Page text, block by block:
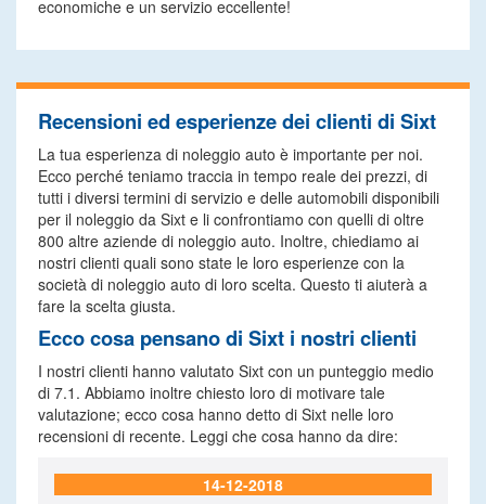
economiche e un servizio eccellente!
Recensioni ed esperienze dei clienti di Sixt
La tua esperienza di noleggio auto è importante per noi.
Ecco perché teniamo traccia in tempo reale dei prezzi, di
tutti i diversi termini di servizio e delle automobili disponibili
per il noleggio da Sixt e li confrontiamo con quelli di oltre
800 altre aziende di noleggio auto. Inoltre, chiediamo ai
nostri clienti quali sono state le loro esperienze con la
società di noleggio auto di loro scelta. Questo ti aiuterà a
fare la scelta giusta.
Ecco cosa pensano di Sixt i nostri clienti
I nostri clienti hanno valutato Sixt con un punteggio medio
di 7.1. Abbiamo inoltre chiesto loro di motivare tale
valutazione; ecco cosa hanno detto di Sixt nelle loro
recensioni di recente. Leggi che cosa hanno da dire:
14-12-2018